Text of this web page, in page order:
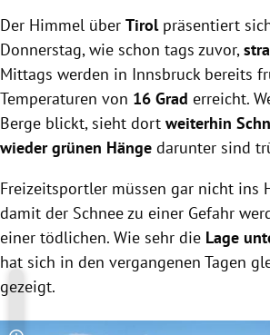
Der Himmel über Tirolpräsentiert
Donnerstag, wie schon tags zuvor,
Mittags werden in Innsbruck bereits
Temperaturen von 16 Grad erreicht.
Berge blickt, sieht dort weiterhin
wieder grünen Hänge darunter sind
Freizeitsportler müssen gar nicht ins
damit der Schnee zu einer Gefahr
einer tödlichen. Wie sehr die Lage
hat sich in den vergangenen Tagen
gezeigt.